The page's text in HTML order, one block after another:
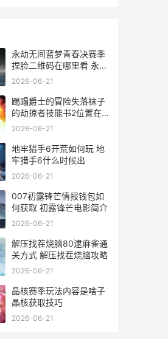
永劫无间蓝梦青春决赛季
捏脸二维码在哪里看 永劫
无间蓝a什么意思
2026-06-21
踢蹋爵士的冒险失落袜子
的劫掠者技能书2位置在
哪里 爵士舞踢腿动作教程
2026-06-21
地牢猎手6开荒如何玩 地
牢猎手6什么时候出
2026-06-21
007初露锋芒情报钱包如
何获取 初露锋芒电影简介
2026-06-21
解压找茬烧脑80逮麻雀通
关方式 解压找茬烧脑攻略
2026-06-21
晶核赛季玩法内容是啥子
晶核获取技巧
2026-06-21